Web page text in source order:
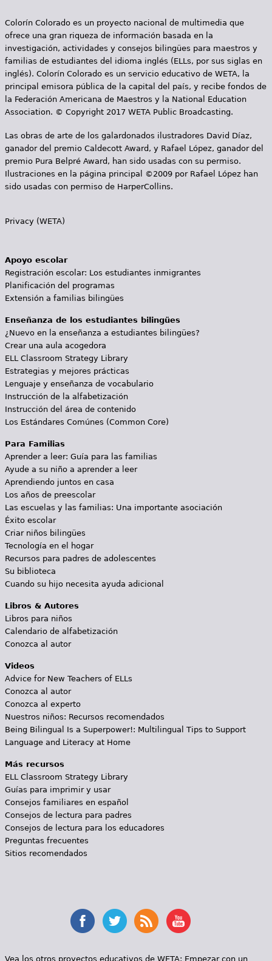
Colorín Colorado es un proyecto nacional de multimedia que
ofrece una gran riqueza de información basada en la
investigación, actividades y consejos bilingües para maestros y
familias de estudiantes del idioma inglés (ELLs, por sus siglas en
inglés). Colorín Colorado es un servicio educativo de WETA, la
principal emisora pública de la capital del país, y recibe fondos de
la Federación Americana de Maestros y la National Education
Association. © Copyright 2017 WETA Public Broadcasting.
Las obras de arte de los galardonados ilustradores David Díaz,
ganador del premio Caldecott Award, y Rafael López, ganador del
premio Pura Belpré Award, han sido usadas con su permiso.
Ilustraciones en la página principal ©2009 por Rafael López han
sido usadas con permiso de HarperCollins.
Privacy (WETA)
Apoyo escolar
Registración escolar: Los estudiantes inmigrantes
Planificación del programas
Extensión a familias bilingües
Enseñanza de los estudiantes bilingües
¿Nuevo en la enseñanza a estudiantes bilingües?
Crear una aula acogedora
ELL Classroom Strategy Library
Estrategias y mejores prácticas
Lenguaje y enseñanza de vocabulario
Instrucción de la alfabetización
Instrucción del área de contenido
Los Estándares Comúnes (Common Core)
Para Familias
Aprender a leer: Guía para las familias
Ayude a su niño a aprender a leer
Aprendiendo juntos en casa
Los años de preescolar
Las escuelas y las familias: Una importante asociación
Éxito escolar
Criar niños bilingües
Tecnología en el hogar
Recursos para padres de adolescentes
Su biblioteca
Cuando su hijo necesita ayuda adicional
Libros & Autores
Libros para niños
Calendario de alfabetización
Conozca al autor
Videos
Advice for New Teachers of ELLs
Conozca al autor
Conozca al experto
Nuestros niños: Recursos recomendados
Being Bilingual Is a Superpower!: Multilingual Tips to Support
Language and Literacy at Home
Más recursos
ELL Classroom Strategy Library
Guías para imprimir y usar
Consejos familiares en español
Consejos de lectura para padres
Consejos de lectura para los educadores
Preguntas frecuentes
Sitios recomendados
Vea los otros proyectos educativos de WETA: Empezar con un